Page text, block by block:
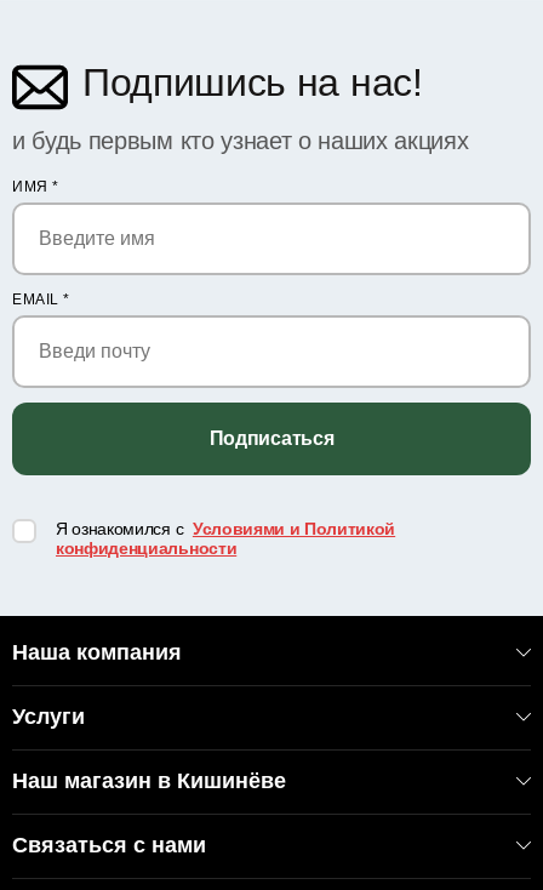
Подпишись на нас!
и будь первым кто узнает о наших акциях
ИМЯ *
EMAIL *
Подписаться
Я ознакомился с Условиями и Политикой
конфиденциальности
Наша компания
Услуги
Наш магазин в Кишинёве
Связаться с нами